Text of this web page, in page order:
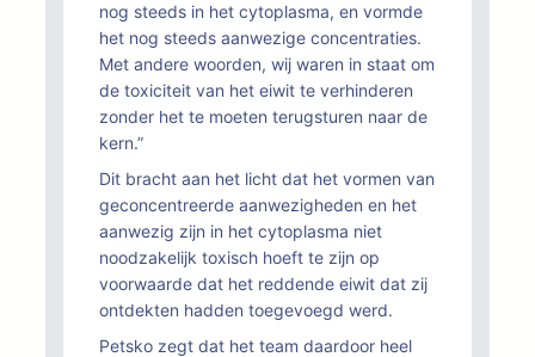
nog steeds in het cytoplasma, en vormde
het nog steeds aanwezige concentraties.
Met andere woorden, wij waren in staat om
de toxiciteit van het eiwit te verhinderen
zonder het te moeten terugsturen naar de
kern.”
Dit bracht aan het licht dat het vormen van
geconcentreerde aanwezigheden en het
aanwezig zijn in het cytoplasma niet
noodzakelijk toxisch hoeft te zijn op
voorwaarde dat het reddende eiwit dat zij
ontdekten hadden toegevoegd werd.
Petsko zegt dat het team daardoor heel